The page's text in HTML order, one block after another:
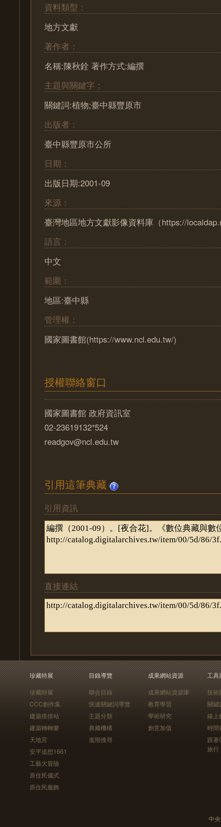
資料類型：
地方文獻
著作者：
名稱:陳秋銓 著作方式:編撰
主題與關鍵字：
關鍵詞:植物;臺中縣豐原市
出版者：
臺中縣豐原市公所
日期：
出版日期:2001-09
來源：
臺灣地區地方文獻影像資料庫（https://
語言：
中文
範圍：
地區:臺中縣
管理權：
國家圖書館(https://www.ncl.edu.tw/)
授權聯絡窗口
國家圖書館 政府資訊室
02-23619132*524
readgov@ncl.edu.tw
引用這筆典藏
引用資訊
直接連結
珍藏特展
珍藏特展
CCC創作集
建築排排站
建築轉轉樂
天地宮
安平追想1661
工藝大冒險
原住民儀式
原住民服飾
目錄導覽
聯合目錄
快速關鍵詞導覽
主題分類
典藏機構
進階搜尋
成果網站資源
成果網站資源庫
教育學習
學術研究
創意加值
工具
技術
關鍵
線上
時間
跟
旅行
中